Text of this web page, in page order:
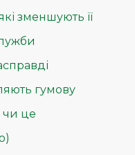
зменшують її
гумову
чи це